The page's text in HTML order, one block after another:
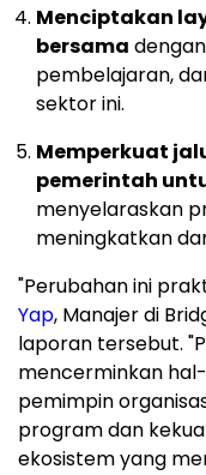
Menciptakan
bersama
pembelajaran,
sektor ini.
Memperkuat
pemerintah
menyelaraskan
meningkatkan
"Perubahan ini
Yap, Manajer di
laporan tersebut.
mencerminkan
pemimpin
program dan
ekosistem yang